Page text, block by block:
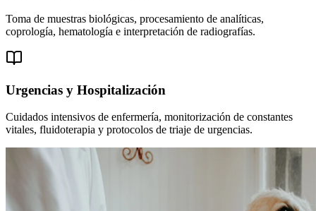
Toma de muestras biológicas, procesamiento de analíticas,
coprología, hematología e interpretación de radiografías.
Urgencias y Hospitalización
Cuidados intensivos de enfermería, monitorización de constantes
vitales, fluidoterapia y protocolos de triaje de urgencias.